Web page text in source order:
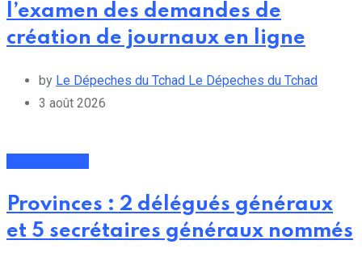
l’examen des demandes de
création de journaux en ligne
by Le Dépeches du Tchad Le Dépeches du Tchad
3 août 2026
Provinces : 2 délégués généraux
et 5 secrétaires généraux nommés